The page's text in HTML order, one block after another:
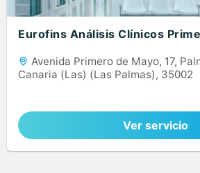
Eurofins Análisis Clínicos
Avenida Primero de Mayo, 17,
Canaria (Las) (Las Palmas), 35002
Ver servicio